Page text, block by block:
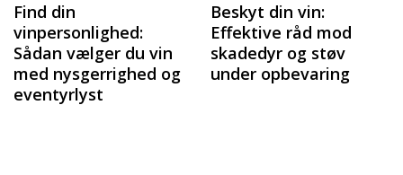
Find din
vinpersonlighed:
Sådan vælger du vin
med nysgerrighed og
eventyrlyst
Beskyt din vin:
Effektive råd mod
skadedyr og støv
under opbevaring